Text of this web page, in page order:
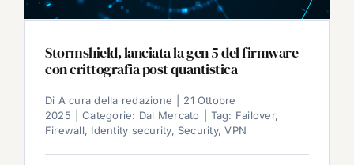
Stormshield, lanciata la gen 5 del firmware
con crittografia post quantistica
Di A cura della redazione
21 Ottobre
2025
Categorie: Dal Mercato Tag: Failover,
Firewall, Identity security, Security,VPN